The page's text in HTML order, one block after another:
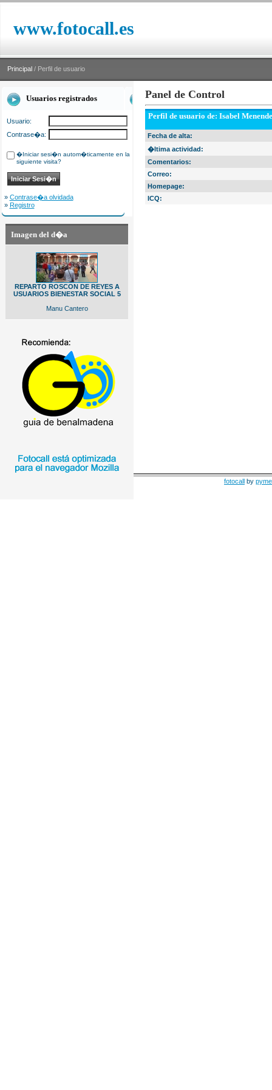
www.fotocall.es
Principal / Perfil de usuario
Usuarios registrados
Usuario:
Contrase�a:
�Iniciar sesi�n autom�ticamente en la
siguiente visita?
» Contrase�a olvidada
» Registro
Imagen del d�a
REPARTO ROSCON DE REYES A
USUARIOS BIENESTAR SOCIAL 5
Manu Cantero
Panel de Control
Perfil de usuario de: Isabel
Fecha de alta:
�ltima actividad:
Comentarios:
Correo:
Homepage:
ICQ:
fotocall by